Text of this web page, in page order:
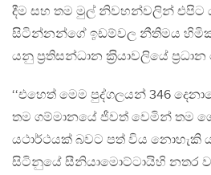
දීම සහ තම මුල් නිවහන්වලින් එපිට
සිටින්නන්ගේ ඉඩම්වල නීතිමය
යනු ප‍්‍රතිසන්ධාන ක‍්‍රියාවලියේ
‘‘එහෙත් මෙම පුද්ගලයන් 346
තම ගම්මානයේ ජීවත් වෙමින් තම
යථාර්ථයක් බවට පත් විය නොහැකි
සිටිනුයේ සීනියාමොට්ටායිහි නතර